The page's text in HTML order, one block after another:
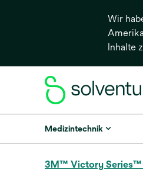
Wir
Inhalte
Medizintechnik
3M™ Victory Series™